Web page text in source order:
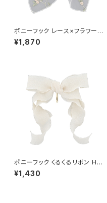
ポニーフック レース×フラワー刺
繍 HCF0250-WH（ホワイト）
¥1,870
ポニーフック くるくるリボン HC
F0249-IV（アイボリー）
¥1,430